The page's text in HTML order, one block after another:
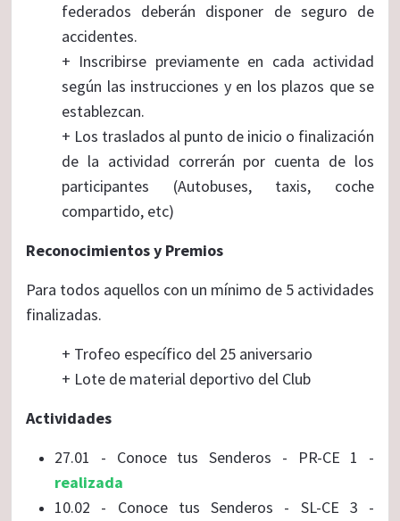
federados deberán disponer de seguro de
accidentes.
+ Inscribirse previamente en cada actividad
según las instrucciones y en los plazos que se
establezcan.
+ Los traslados al punto de inicio o finalización
de la actividad correrán por cuenta de los
participantes (Autobuses, taxis, coche
compartido, etc)
Reconocimientos y Premios
Para todos aquellos con un mínimo de 5 actividades
finalizadas.
+ Trofeo específico del 25 aniversario
+ Lote de material deportivo del Club
Actividades
27.01 - Conoce tus Senderos - PR-CE 1 -
realizada
10.02 - Conoce tus Senderos - SL-CE 3 -